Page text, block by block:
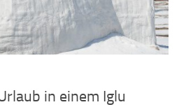
in einem Iglu